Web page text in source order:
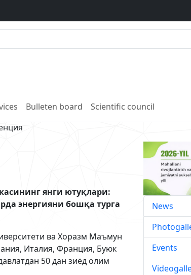
Bulleten board
Scientific council
янги ютуқлари:
энергияни бошқа турга
ва Хоразм Маъмун
Италия, Франция, Буюк
50 дан зиёд олим
News
Events